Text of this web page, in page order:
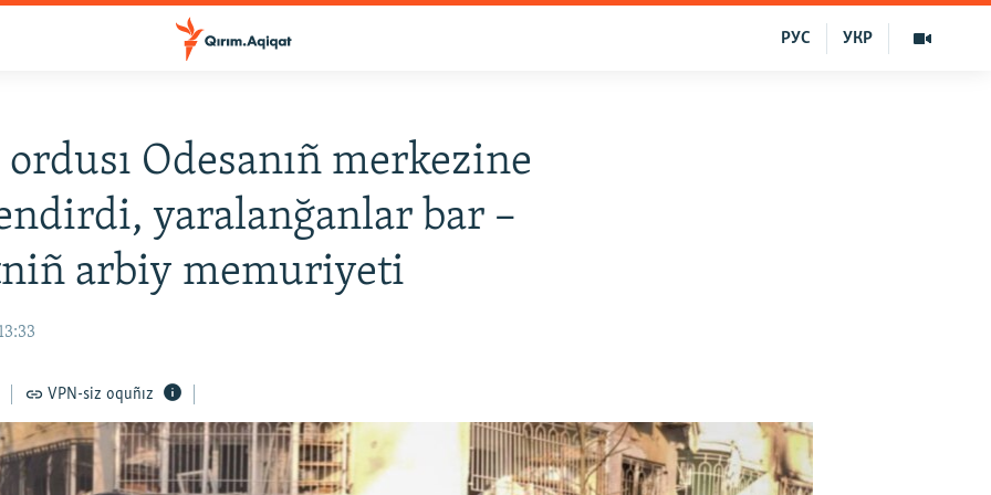
УКР
РУС
Odesanıñ merkezine
yaralanğanlar bar –
arbiy memuriyeti
VPN-siz oquñız